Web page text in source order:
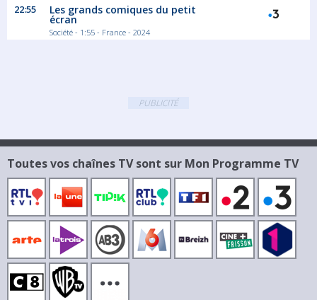
Un si grand soleil
Feuilleton Comédie dramatique
22:55 Les grands comiques du petit
écran
Société - 1:55 - France - 2024
PUBLICITÉ
Toutes vos chaînes TV sont sur Mon Programme TV